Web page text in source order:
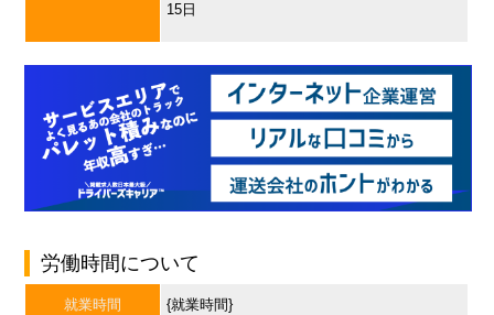
15日
労働時間について
就業時間 {就業時間}